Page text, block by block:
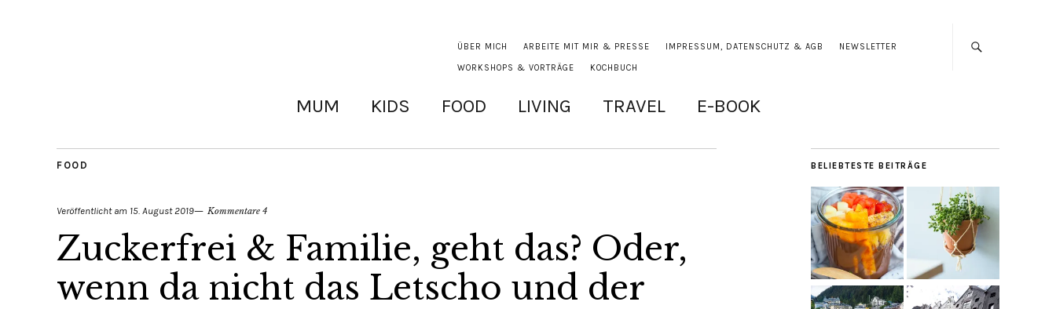
ÜBER MICH ARBEITE MIT MIR & PRESSE IMPRESSUM, DATENSCHUTZ & AGB NEWSLETTER
WORKSHOPS & VORTRÄGE KOCHBUCH
MUM KIDS FOOD LIVING TRAVEL E-BOOK
FOOD
Veröffentlicht am 15. August 2019 Kommentare 4
Zuckerfrei & Familie, geht das? Oder,
wenn da nicht das Letscho und der
BELIEBTESTE BEITRÄGE